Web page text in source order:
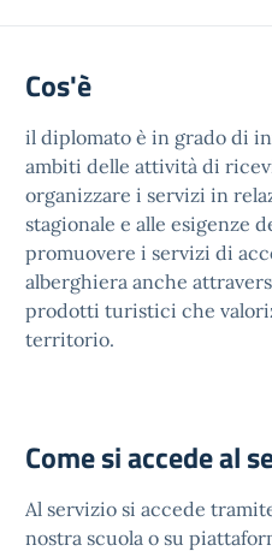
Cos'è
il diplomato è in grado di
ambiti delle attività di
organizzare i servizi in
stagionale e alle esigenze
promuovere i servizi di
alberghiera anche
prodotti turistici che
territorio.
Come si accede al
Al servizio si accede
nostra scuola o su